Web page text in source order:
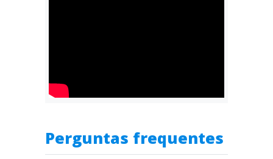
Perguntas frequentes